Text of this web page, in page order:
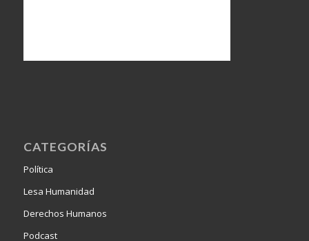
CATEGORÍAS
Política
Lesa Humanidad
Derechos Humanos
Podcast